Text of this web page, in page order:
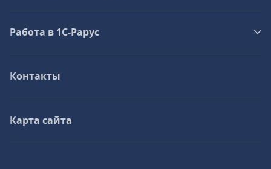
Работа в 1С‑Рарус
Контакты
Карта сайта